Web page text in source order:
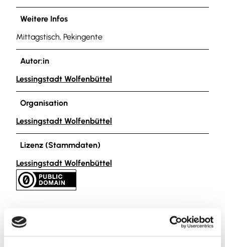
Weitere Infos
Mittagstisch, Pekingente
Autor:in
Lessingstadt Wolfenbüttel
Organisation
Lessingstadt Wolfenbüttel
Lizenz (Stammdaten)
Lessingstadt Wolfenbüttel